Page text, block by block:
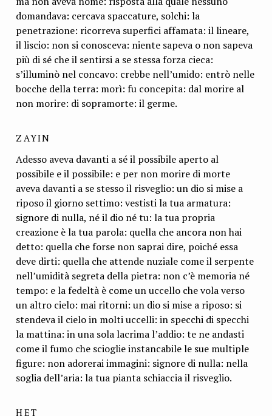
domandava: cercava spaccature, solchi: la
penetrazione: ricorreva superfici affama­ta: il lineare,
il liscio: non si conosceva: niente sapeva o non sapeva
più di sé che il sentirsi a se stessa forza cieca:
s’illuminò nel concavo: crebbe nell’umi­do: entrò nelle
bocche della terra: morì: fu concepita: dal morire al
non mori­re: di sopramorte: il germe.
ZAYIN
Adesso aveva davanti a sé il possibile aperto al
possibile e il possibile: e per non morire di morte
aveva davanti a se stesso il risveglio: un dio si mise a
ripo­so il giorno settimo: vestisti la tua armatura:
signore di nulla, né il dio né tu: la tua propria
creazione è la tua parola: quella che ancora non hai
detto: quella che forse non saprai dire, poiché essa
deve dirti: quella che attende nuziale come il serpente
nell’umidità segreta della pietra: non c’è memoria né
tempo: e la fe­deltà è come un uccello che vola verso
un altro cielo: mai ritorni: un dio si mise a riposo: si
stendeva il cielo in molti uccelli: in specchi di specchi
la mattina: in una sola lacrima l’addio: te ne andasti
come il fumo che scioglie instancabi­le le sue multiple
figure: non adorerai immagini: signore di nulla: nella
soglia dell’aria: la tua pianta schiaccia il risveglio.
HET